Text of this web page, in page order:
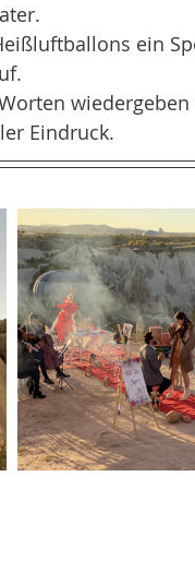
ein
Eindruck.